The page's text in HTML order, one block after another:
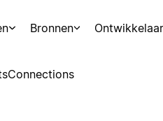
Bronnen
Connections